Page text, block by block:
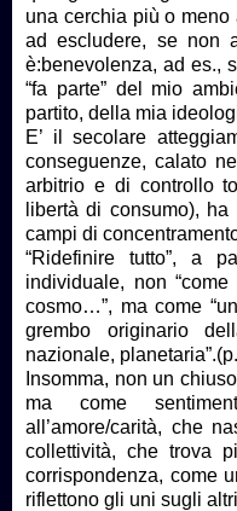
una cerchia più o meno
ad escludere, se non
è:benevolenza, ad es.,
“fa parte” del mio
partito, della mia
E’ il secolare
conseguenze, calato
arbitrio e di controllo
libertà di consumo),
campi di
“Ridefinire tutto”, a
individuale, non
cosmo…”, ma come
grembo originario
nazionale,
Insomma, non un
ma come
all’amore/carità, che
collettività, che trova
corrispondenza, come
riflettono gli uni sugli